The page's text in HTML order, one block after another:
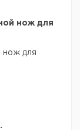
нож для
нож для